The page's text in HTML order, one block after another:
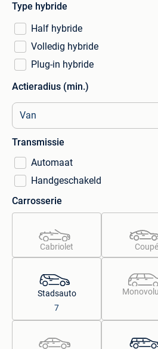
Type hybride
Half hybride
Volledig hybride
Plug-in hybride
Actieradius (min.)
Transmissie
Automaat
Handgeschakeld
Carrosserie
Cabriolet Coupé
Stadsauto
7